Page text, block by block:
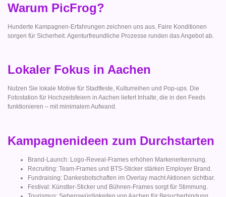
Warum PicFrog?
Hunderte Kampagnen-Erfahrungen zeichnen uns aus. Faire Konditionen
sorgen für Sicherheit. Agenturfreundliche Prozesse runden das Angebot ab.
Lokaler Fokus in Aachen
Nutzen Sie lokale Motive für Stadtfeste, Kulturreihen und Pop-ups. Die
Fotostation für Hochzeitsfeiern in Aachen liefert Inhalte, die in den Feeds
funktionieren – mit minimalem Aufwand.
Kampagnenideen zum Durchstarten
Brand-Launch: Logo-Reveal-Frames erhöhen Markenerkennung.
Recruiting: Team-Frames und BTS-Sticker stärken Employer Brand.
Fundraising: Dankesbotschaften im Overlay macht Aktionen sichtbar.
Festival: Künstler-Sticker und Bühnen-Frames sorgt für Stimmung.